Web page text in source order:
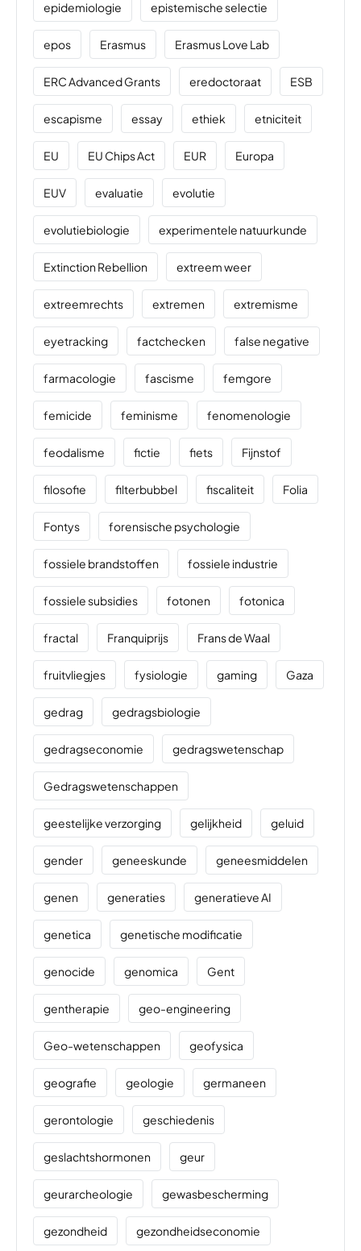
epidemiologie epistemische selectie
epos Erasmus Erasmus Love Lab
ERC Advanced Grants eredoctoraat ESB
escapisme essay ethiek etniciteit
EU EU Chips Act EUR Europa
EUV evaluatie evolutie
evolutiebiologie experimentele natuurkunde
Extinction Rebellion extreem weer
extreemrechts extremen extremisme
eyetracking factchecken false negative
farmacologie fascisme femgore
femicide feminisme fenomenologie
feodalisme fictie fiets Fijnstof
filosofie filterbubbel fiscaliteit Folia
Fontys forensische psychologie
fossiele brandstoffen fossiele industrie
fossiele subsidies fotonen fotonica
fractal Franquiprijs Frans de Waal
fruitvliegjes fysiologie gaming Gaza
gedrag gedragsbiologie
gedragseconomie gedragswetenschap
Gedragswetenschappen
geestelijke verzorging gelijkheid geluid
gender geneeskunde geneesmiddelen
genen generaties generatieve AI
genetica genetische modificatie
genocide genomica Gent
gentherapie geo-engineering
Geo-wetenschappen geofysica
geografie geologie germaneen
gerontologie geschiedenis
geslachtshormonen geur
geurarcheologie gewasbescherming
gezondheid gezondheidseconomie